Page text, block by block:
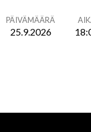
PÄIVÄMÄÄRÄ
25.9.2026